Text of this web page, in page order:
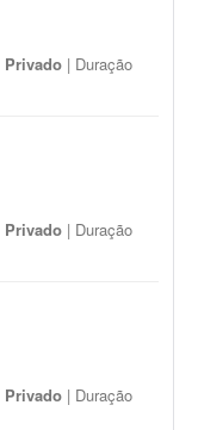
Privado | Duração
Privado | Duração
Privado | Duração